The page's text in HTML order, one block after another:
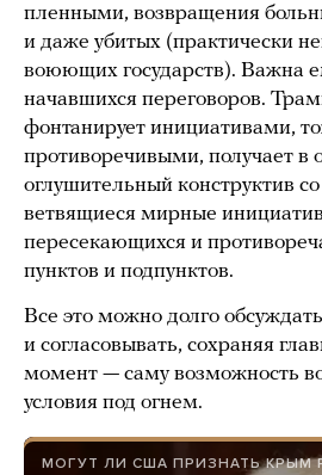
пленными, возвращения
и даже убитых (практически
воюющих государств). Важна
начавшихся переговоров.
фонтанирует инициативами,
противоречивыми, получает в
оглушительный конструктив
ветвящиеся мирные
пересекающихся и
пунктов и подпунктов.
Все это можно долго
и согласовывать, сохраняя
момент — саму возможность
условия под огнем.
МОГУТ ЛИ США ПРИЗНАТЬ КРЫМ